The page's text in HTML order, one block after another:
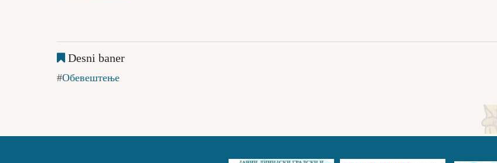
Desni baner
Обевештење